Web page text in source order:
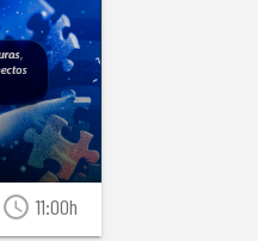
access_time 11:00h